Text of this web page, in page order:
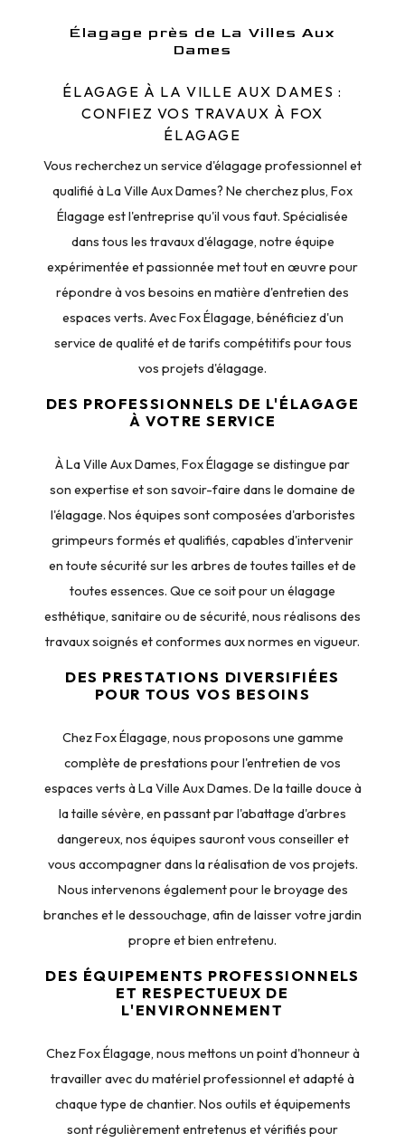
Élagage près de La Villes Aux
Dames
ÉLAGAGE À LA VILLE AUX DAMES :
CONFIEZ VOS TRAVAUX À FOX
ÉLAGAGE
Vous recherchez un service d'élagage professionnel et
qualifié à La Ville Aux Dames? Ne cherchez plus, Fox
Élagage est l'entreprise qu'il vous faut. Spécialisée
dans tous les travaux d'élagage, notre équipe
expérimentée et passionnée met tout en œuvre pour
répondre à vos besoins en matière d'entretien des
espaces verts. Avec Fox Élagage, bénéficiez d'un
service de qualité et de tarifs compétitifs pour tous
vos projets d'élagage.
DES PROFESSIONNELS DE L'ÉLAGAGE
À VOTRE SERVICE
À La Ville Aux Dames, Fox Élagage se distingue par
son expertise et son savoir-faire dans le domaine de
l'élagage. Nos équipes sont composées d'arboristes
grimpeurs formés et qualifiés, capables d'intervenir
en toute sécurité sur les arbres de toutes tailles et de
toutes essences. Que ce soit pour un élagage
esthétique, sanitaire ou de sécurité, nous réalisons des
travaux soignés et conformes aux normes en vigueur.
DES PRESTATIONS DIVERSIFIÉES
POUR TOUS VOS BESOINS
Chez Fox Élagage, nous proposons une gamme
complète de prestations pour l'entretien de vos
espaces verts à La Ville Aux Dames. De la taille douce à
la taille sévère, en passant par l'abattage d'arbres
dangereux, nos équipes sauront vous conseiller et
vous accompagner dans la réalisation de vos projets.
Nous intervenons également pour le broyage des
branches et le dessouchage, afin de laisser votre jardin
propre et bien entretenu.
DES ÉQUIPEMENTS PROFESSIONNELS
ET RESPECTUEUX DE
L'ENVIRONNEMENT
Chez Fox Élagage, nous mettons un point d'honneur à
travailler avec du matériel professionnel et adapté à
chaque type de chantier. Nos outils et équipements
sont régulièrement entretenus et vérifiés pour